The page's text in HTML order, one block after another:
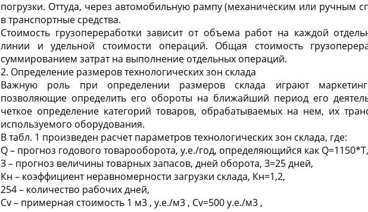
погрузки. Оттуда, через автомобильную рампу (механическим или ручным
в транспортные средства.
Стоимость грузопереработки зависит от объема работ на каждой
линии и удельной стоимости операций. Общая стоимость
суммированием затрат на выполнение отдельных операций.
2. Определение размеров технологических зон склада
Важную роль при определении размеров склада играют
позволяющие определить его обороты на ближайший период его
четкое определение категорий товаров, обрабатываемых на нем, их
используемого оборудования.
В табл. 1 произведен расчет параметров технологических зон склада, где:
Q – прогноз годового товарооборота, у.е./год, определяющийся как Q=1150*T,
З – прогноз величины товарных запасов, дней оборота, З=25 дней,
Кн – коэффициент неравномерности загрузки склада, Кн=1,2,
254 – количество рабочих дней,
Сv – примерная стоимость 1 м3 , у.е./м3 , Сv=500 у.е./м3 ,